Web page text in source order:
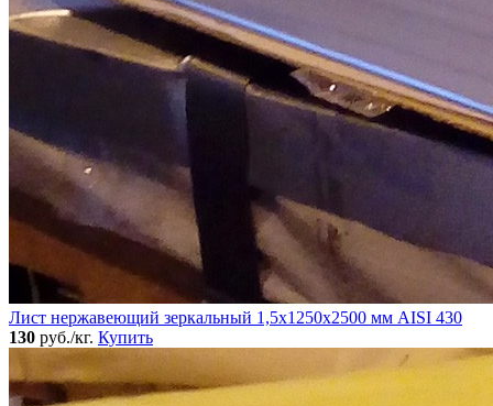
Лист нержавеющий зеркальный 1,5х1250х2500 мм AISI 430
130 руб./кг. Купить